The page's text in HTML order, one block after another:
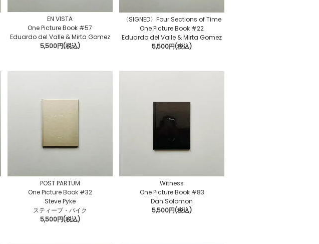
EN VISTA
One Picture Book #57
Eduardo del Valle & Mirta Gomez
5,500円(税込)
〈SIGNED〉Four Sections of Time
One Picture Book #22
Eduardo del Valle & Mirta Gomez
5,500円(税込)
POST PARTUM
One Picture Book #32
Steve Pyke
スティーブ・パイク
5,500円(税込)
Witness
One Picture Book #83
Dan Solomon
5,500円(税込)